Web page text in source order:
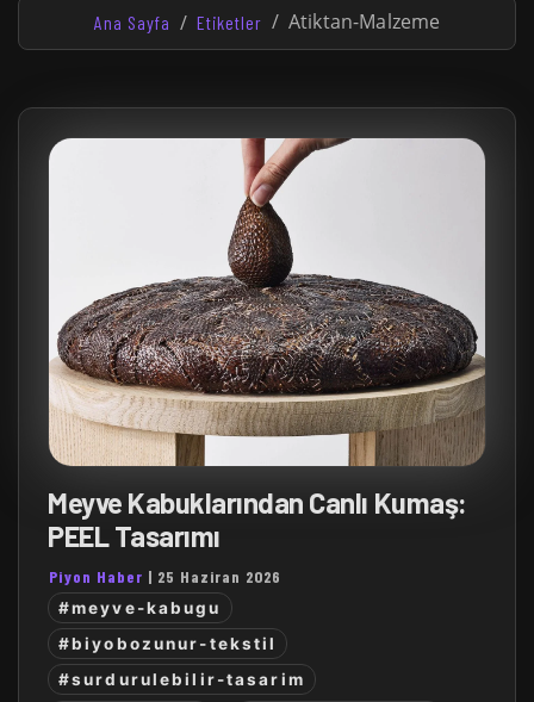
Ana Sayfa Etiketler Atiktan-Malzeme
Meyve Kabuklarından Canlı Kumaş:
PEEL Tasarımı
Piyon Haber | 25 Haziran 2026
#meyve-kabugu
#biyobozunur-tekstil
#surdurulebilir-tasarim